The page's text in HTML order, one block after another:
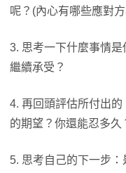
呢？(內心有哪些應對
3. 思考一下什麼事情
繼續承受？
4. 再回頭評估所付出
的期望？你還能忍多久
5. 思考自己的下一步